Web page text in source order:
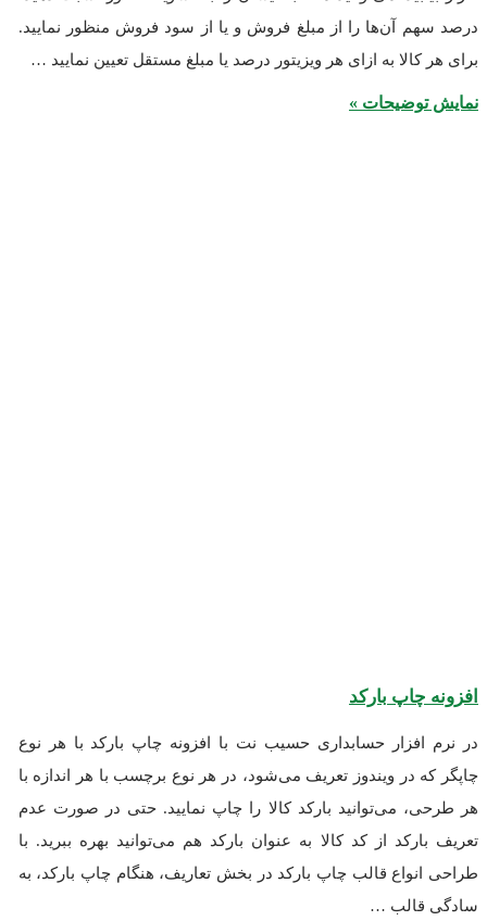
آن‌ها را از مبلغ فروش و یا از سود فروش منظور نمایید.
به ازای هر ویزیتور درصد یا مبلغ مستقل تعیین نمایید …
»
بارکد
حسابداری حسیب نت با افزونه چاپ بارکد با هر نوع
در ویندوز تعریف می‌شود، در هر نوع برچسب با هر اندازه با
می‌توانید بارکد کالا را چاپ نمایید. حتی در صورت عدم
از کد کالا به عنوان بارکد هم می‌توانید بهره ببرید. با
قالب چاپ بارکد در بخش تعاریف، هنگام چاپ بارکد، به
…